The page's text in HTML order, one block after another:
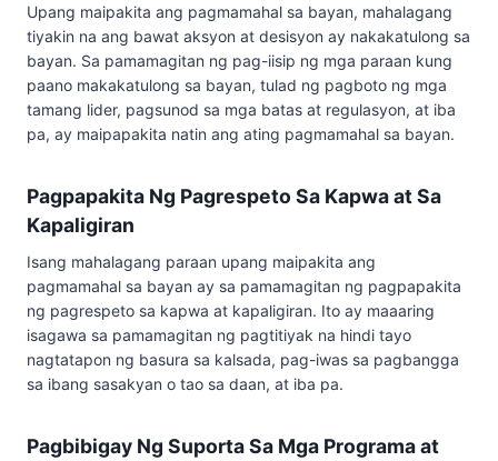
Upang maipakita ang pagmamahal sa bayan, mahalagang
tiyakin na ang bawat aksyon at desisyon ay nakakatulong sa
bayan. Sa pamamagitan ng pag-iisip ng mga paraan kung
paano makakatulong sa bayan, tulad ng pagboto ng mga
tamang lider, pagsunod sa mga batas at regulasyon, at iba
pa, ay maipapakita natin ang ating pagmamahal sa bayan.
Pagpapakita Ng Pagrespeto Sa Kapwa at Sa
Kapaligiran
Isang mahalagang paraan upang maipakita ang
pagmamahal sa bayan ay sa pamamagitan ng pagpapakita
ng pagrespeto sa kapwa at kapaligiran. Ito ay maaaring
isagawa sa pamamagitan ng pagtitiyak na hindi tayo
nagtatapon ng basura sa kalsada, pag-iwas sa pagbangga
sa ibang sasakyan o tao sa daan, at iba pa.
Pagbibigay Ng Suporta Sa Mga Programa at